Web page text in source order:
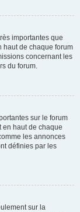
importantes que
haut de chaque forum
concernant les
du forum.
sur le forum
haut de chaque
les annonces
définies par les
sur la